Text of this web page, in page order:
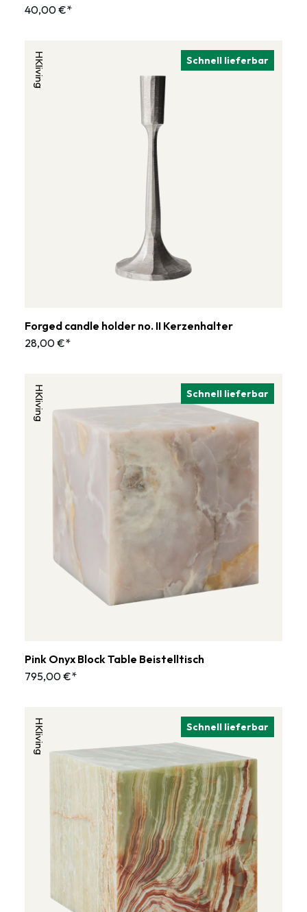
40,00 €*
Schnell lieferbar
HKliving
Forged candle holder no. II Kerzenhalter
28,00 €*
Schnell lieferbar
HKliving
Pink Onyx Block Table Beistelltisch
795,00 €*
Schnell lieferbar
HKliving